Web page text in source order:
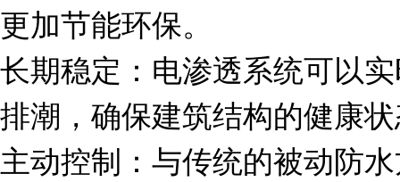
更加节能环保。
长期稳定：电渗透系统可以
排潮，确保建筑结构的健康
主动控制：与传统的被动防